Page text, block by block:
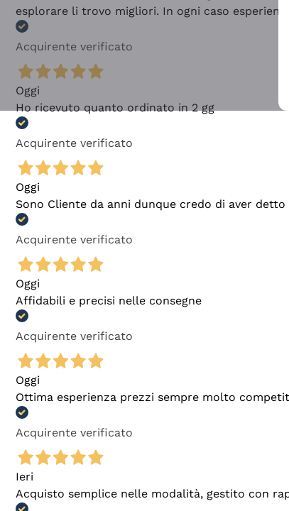
esplorare li trovo migliori. In ogni caso
Acquirente verificato
Oggi
Ho ricevuto quanto ordinato in 2 gg
Acquirente verificato
Oggi
Sono Cliente da anni dunque credo di aver
Acquirente verificato
Oggi
Affidabili e precisi nelle consegne
Acquirente verificato
Oggi
Ottima esperienza prezzi sempre molto
Acquirente verificato
Ieri
Acquisto semplice nelle modalità, gestito con